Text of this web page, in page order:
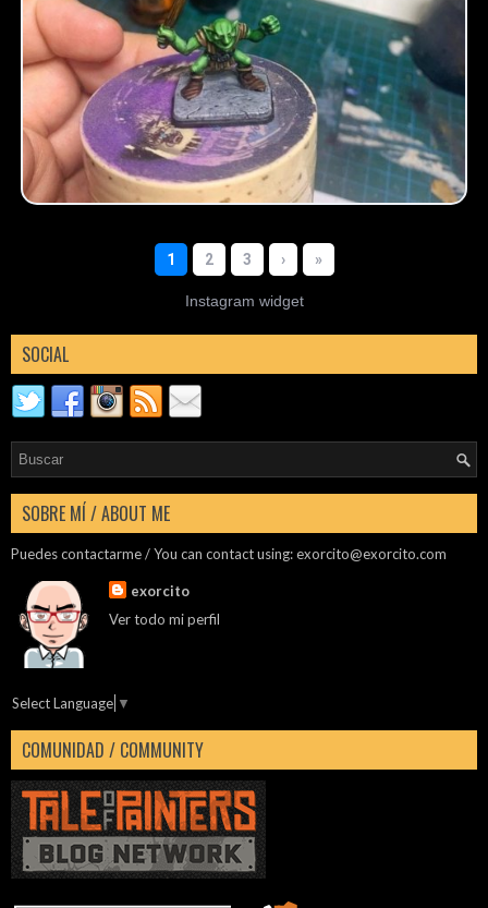
Instagram widget
SOCIAL
SOBRE MÍ / ABOUT ME
Puedes contactarme / You can contact using:exorcito@exorcito.com
exorcito
Ver todo mi perfil
Select Language ▼
COMUNIDAD / COMMUNITY